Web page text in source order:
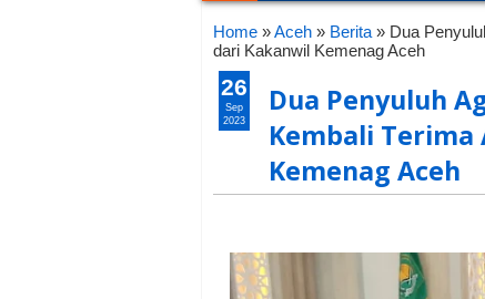
Home »Aceh » Berita » Dua
dari Kakanwil Kemenag Aceh
Dua Penyuluh
Kembali Terima
Kemenag Aceh
26
Sep
2023